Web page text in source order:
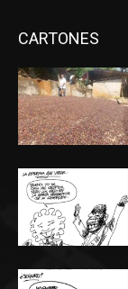
CARTONES